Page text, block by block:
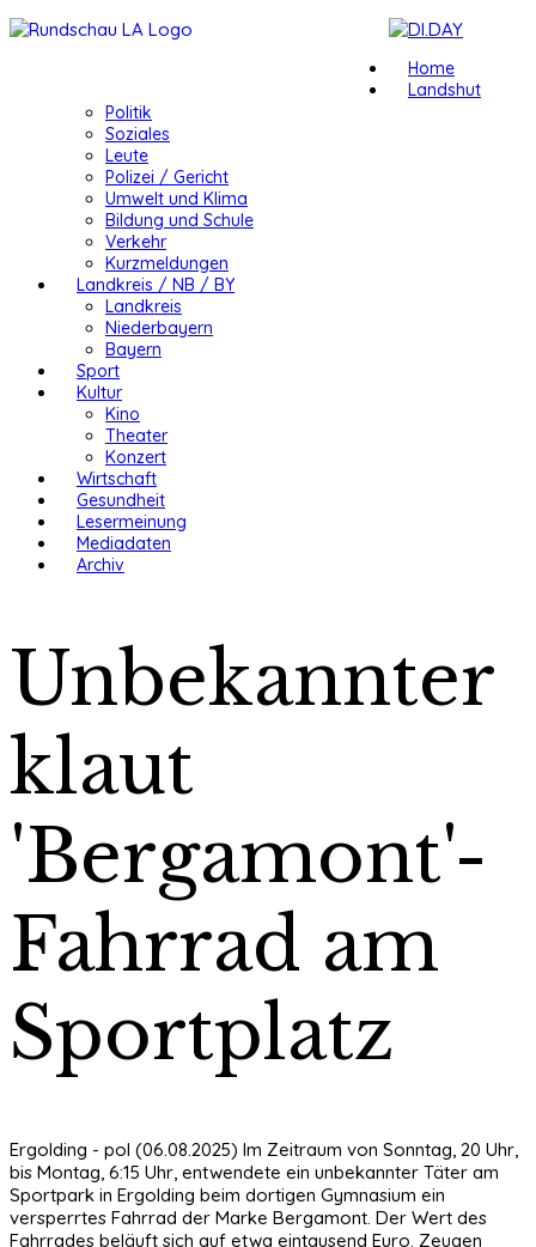
Home
Landshut
Politik
Soziales
Leute
Polizei / Gericht
Umwelt und Klima
Bildung und Schule
Verkehr
Kurzmeldungen
Landkreis / NB / BY
Landkreis
Niederbayern
Bayern
Sport
Kultur
Kino
Theater
Konzert
Wirtschaft
Gesundheit
Lesermeinung
Mediadaten
Archiv
Unbekannter
klaut
'Bergamont'-
Fahrrad am
Sportplatz
Ergolding - pol (06.08.2025) Im Zeitraum von Sonntag, 20 Uhr,
bis Montag, 6:15 Uhr, entwendete ein unbekannter Täter am
Sportpark in Ergolding beim dortigen Gymnasium ein
versperrtes Fahrrad der Marke Bergamont. Der Wert des
Fahrrades beläuft sich auf etwa eintausend Euro. Zeugen